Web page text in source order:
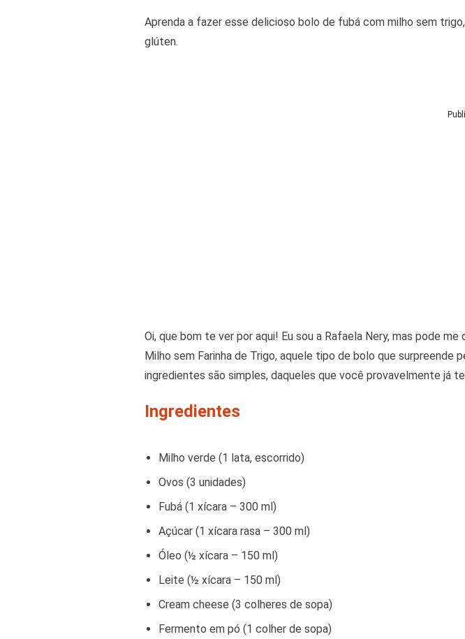
Aprenda a fazer esse delicioso bolo de fubá com milho sem
glúten.
Oi, que bom te ver por aqui! Eu sou a Rafaela Nery, mas pode
Milho sem Farinha de Trigo, aquele tipo de bolo que
ingredientes são simples, daqueles que você provavelmente já
Ingredientes
Milho verde (1 lata, escorrido)
Ovos (3 unidades)
Fubá (1 xícara – 300 ml)
Açúcar (1 xícara rasa – 300 ml)
Óleo (½ xícara – 150 ml)
Leite (½ xícara – 150 ml)
Cream cheese (3 colheres de sopa)
Fermento em pó (1 colher de sopa)